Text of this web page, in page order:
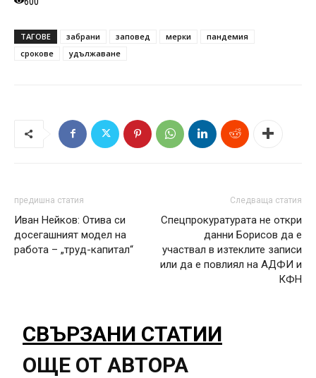
ТАГОВЕ забрани заповед мерки
пандемия
срокове
удължаване
предишна статия
Иван Нейков: Отива си
досегашният модел на
работа – „труд-капитал“
Следваща статия
Спецпрокуратурата не откри
данни Борисов да е
участвал в изтеклите записи
или да е повлиял на АДФИ и
КФН
СВЪРЗАНИ СТАТИИ
ОЩЕ ОТ АВТОРА